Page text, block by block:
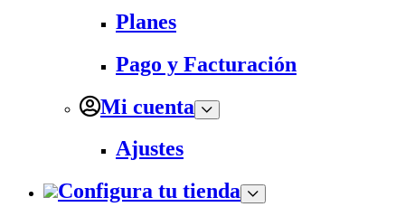
Planes
Pago y Facturación
Mi cuenta
Ajustes
Configura tu tienda